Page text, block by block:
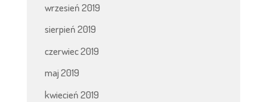
wrzesień 2019
sierpień 2019
czerwiec 2019
maj 2019
kwiecień 2019